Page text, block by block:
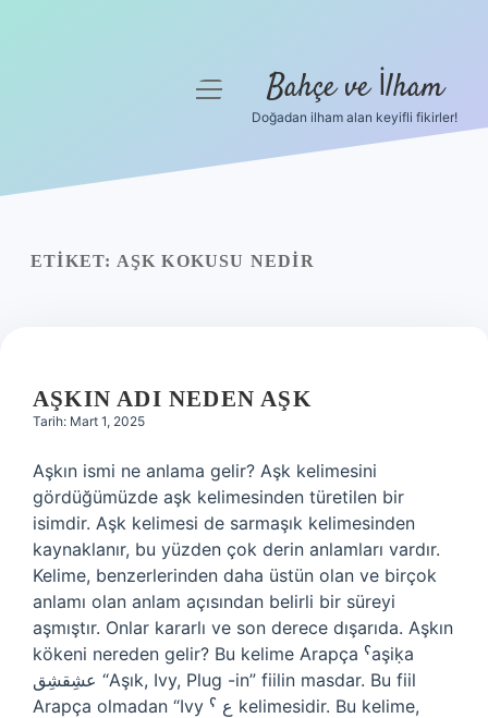
Yasal Uyarı
menüyü
Bahçe ve İlham
Doğadan ilham alan keyifli fikirler!
ETIKET: AŞK KOKUSU NEDIR
AŞKIN ADI NEDEN AŞK
Tarih: Mart 1, 2025
Aşkın ismi ne anlama gelir? Aşk kelimesini
gördüğümüzde aşk kelimesinden türetilen bir
isimdir. Aşk kelimesi de sarmaşık kelimesinden
kaynaklanır, bu yüzden çok derin anlamları vardır.
Kelime, benzerlerinden daha üstün olan ve birçok
anlamı olan anlam açısından belirli bir süreyi
aşmıştır. Onlar kararlı ve son derece dışarıda. Aşkın
kökeni nereden gelir? Bu kelime Arapça ˁaşiḳa
عشِقشِق “Aşık, Ivy, Plug -in” fiilin masdar. Bu fiil
Arapça olmadan “Ivy ˁ ع kelimesidir. Bu kelime,